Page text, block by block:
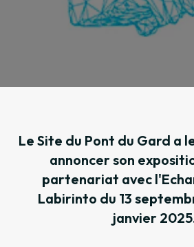
Le Site du Pont du Gard a
annoncer son
partenariat avec
Labirinto du 13
janvier